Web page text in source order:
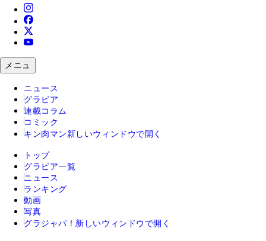
メニュ
ニュース
グラビア
連載コラム
コミック
キン肉マン 新しいウィンドウで開く
トップ
グラビア一覧
ニュース
ランキング
動画
写真
グラジャパ！ 新しいウィンドウで開く